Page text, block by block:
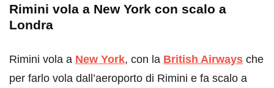
Rimini vola a New York con scalo a
Londra
Rimini vola a New York, con la British Airways che
per farlo vola dall’aeroporto di Rimini e fa scalo a